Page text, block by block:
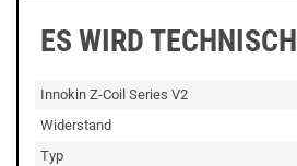
ES WIRD TECHNISCH
Innokin Z-Coil Series V2
Widerstand
Typ